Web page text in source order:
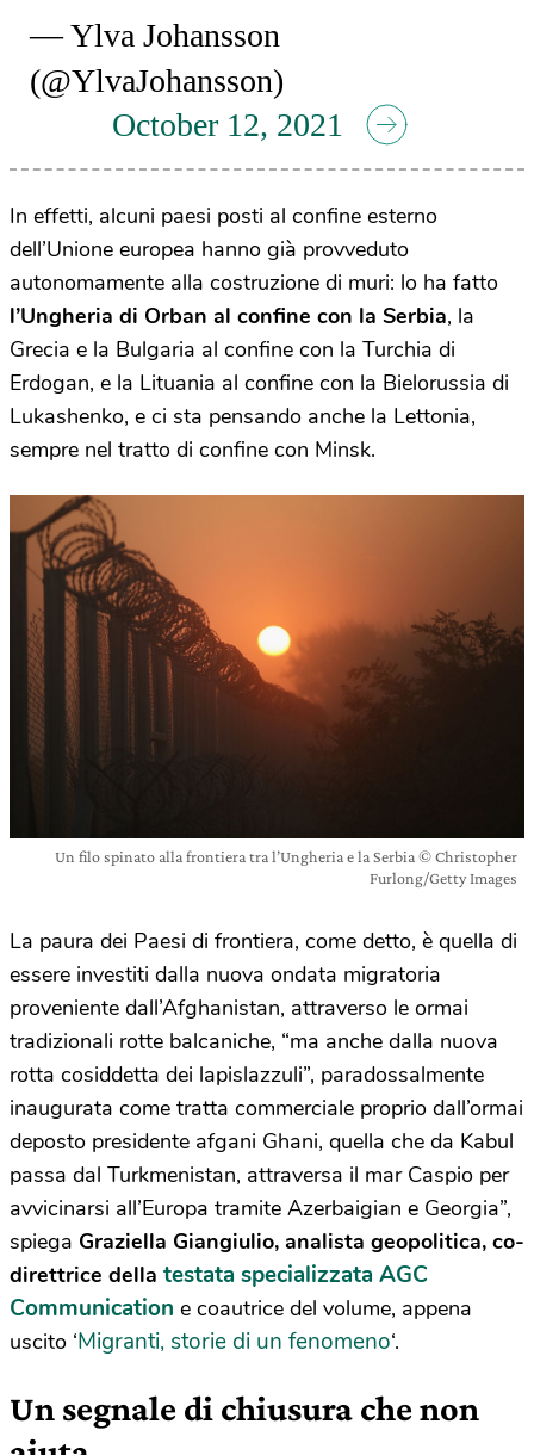
— Ylva Johansson
(@YlvaJohansson)
October 12, 2021
In effetti, alcuni paesi posti al confine esterno
dell’Unione europea hanno già provveduto
autonomamente alla costruzione di muri: lo ha fatto
l’Ungheria di Orban al confine con la Serbia, la
Grecia e la Bulgaria al confine con la Turchia di
Erdogan, e la Lituania al confine con la Bielorussia di
Lukashenko, e ci sta pensando anche la Lettonia,
sempre nel tratto di confine con Minsk.
Un filo spinato alla frontiera tra l’Ungheria e la Serbia © Christopher
Furlong/Getty Images
La paura dei Paesi di frontiera, come detto, è quella di
essere investiti dalla nuova ondata migratoria
proveniente dall’Afghanistan, attraverso le ormai
tradizionali rotte balcaniche, “ma anche dalla nuova
rotta cosiddetta dei lapislazzuli”, paradossalmente
inaugurata come tratta commerciale proprio dall’ormai
deposto presidente afgani Ghani, quella che da Kabul
passa dal Turkmenistan, attraversa il mar Caspio per
avvicinarsi all’Europa tramite Azerbaigian e Georgia”,
spiega Graziella Giangiulio, analista geopolitica, co-
direttrice della testata specializzata AGC
Communication e coautrice del volume, appena
uscito ‘Migranti, storie di un fenomeno‘.
Un segnale di chiusura che non